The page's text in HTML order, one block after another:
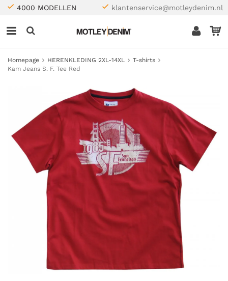
4000 MODELLEN klantenservice@motleydenim.nl
Homepage HERENKLEDING 2XL-14XL
T-shirts
Kam Jeans S. F. Tee Red